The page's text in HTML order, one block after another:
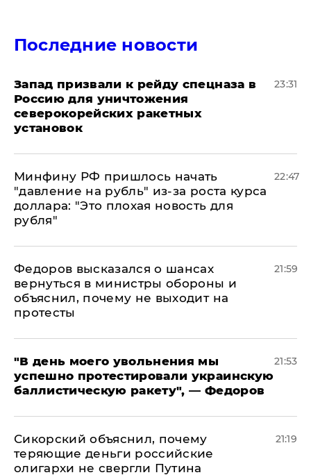
Последние новости
Запад призвали к рейду спецназа в
Россию для уничтожения
северокорейских ракетных
установок
23:31
Минфину РФ пришлось начать
"давление на рубль" из-за роста курса
доллара: "Это плохая новость для
рубля"
22:47
Федоров высказался о шансах
вернуться в министры обороны и
объяснил, почему не выходит на
протесты
21:59
​"В день моего увольнения мы
успешно протестировали украинскую
баллистическую ракету", — Федоров
21:53
Сикорский объяснил, почему
теряющие деньги российские
олигархи не свергли Путина
21:19